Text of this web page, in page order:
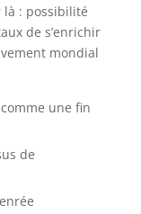
: possibilité
de s’enrichir
mondial
une fin
de